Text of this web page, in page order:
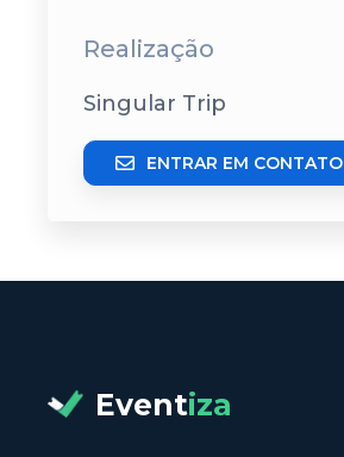
Realização
Singular Trip
ENTRAR EM CONTATO
Eventiza